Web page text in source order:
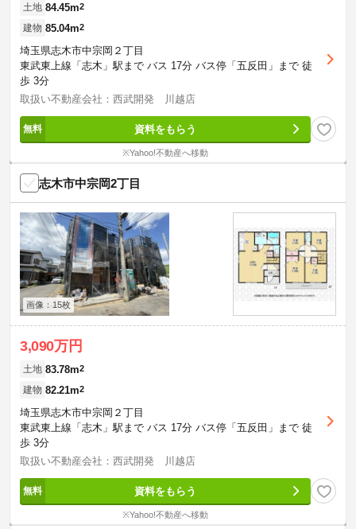
土地 84.45m2
建物 85.04m2
埼玉県志木市中宗岡２丁目
東武東上線「志木」駅まで バス 17分 バス停「五反田」まで 徒
歩 3分
取扱い不動産会社：西武開発 川越店
資料をもらう
※Yahoo!不動産へ移動
志木市中宗岡2丁目
画像：15枚
3,090万円
土地 83.78m2
建物 82.21m2
埼玉県志木市中宗岡２丁目
東武東上線「志木」駅まで バス 17分 バス停「五反田」まで 徒
歩 3分
取扱い不動産会社：西武開発 川越店
資料をもらう
※Yahoo!不動産へ移動